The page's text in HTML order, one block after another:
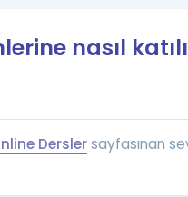
nasıl
Derslersayfasınan